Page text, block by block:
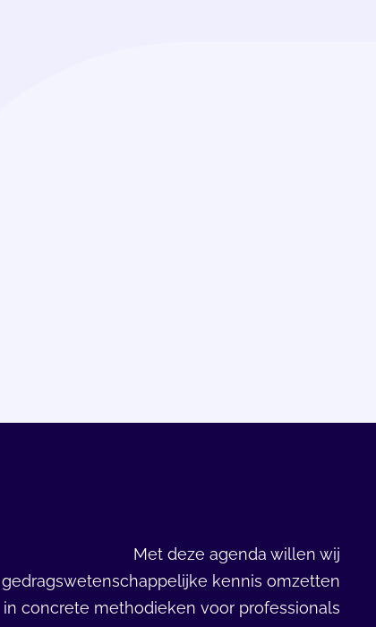
Met deze agenda willen wij
gedragswetenschappelijke kennis omzetten
in concrete methodieken voor professionals